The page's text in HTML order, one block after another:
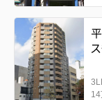
14